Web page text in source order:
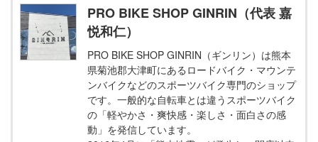
PRO BIKE SHOP GINRIN（代表 嘉
悦和仁）
PRO BIKE SHOP GINRIN（ギンリン）は熊本
県菊池郡大津町にあるロードバイク・マウンテ
ンバイクなどのスポーツバイク専門のショップ
です。一般的な自転車とは違うスポーツバイク
の「軽やかさ・爽快感・楽しさ・面白さの感
動」を発信しています。